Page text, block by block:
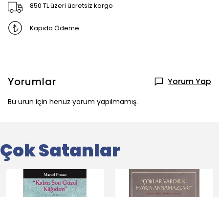
850 TL üzeri ücretsiz kargo
Kapıda Ödeme
Yorumlar Yorum Yap
Bu ürün için henüz yorum yapılmamış.
Çok Satanlar